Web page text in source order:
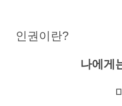
인권이란?
나에게